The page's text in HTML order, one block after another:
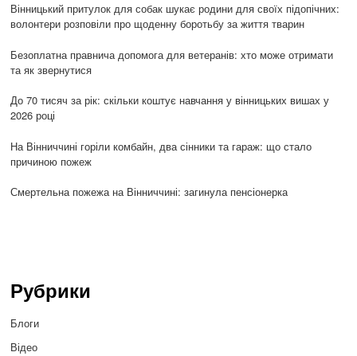
Вінницький притулок для собак шукає родини для своїх підопічних:
волонтери розповіли про щоденну боротьбу за життя тварин
Безоплатна правнича допомога для ветеранів: хто може отримати
та як звернутися
До 70 тисяч за рік: скільки коштує навчання у вінницьких вишах у
2026 році
На Вінниччині горіли комбайн, два сінники та гараж: що стало
причиною пожеж
Смертельна пожежа на Вінниччині: загинула пенсіонерка
Рубрики
Блоги
Відео